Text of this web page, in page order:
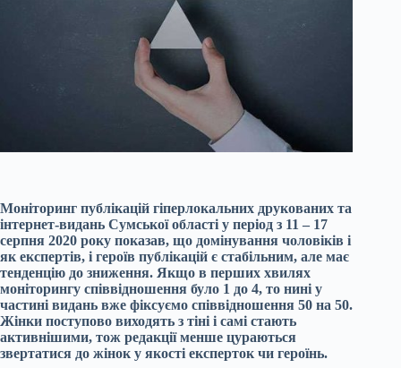
Моніторинг публікацій гіперлокальних друкованих та
інтернет-видань Сумської області у період з 11 – 17
серпня 2020 року показав, що домінування чоловіків і
як експертів, і героїв публікацій є стабільним, але має
тенденцію до зниження. Якщо в перших хвилях
моніторингу співвідношення було 1 до 4, то нині у
частині видань вже фіксуємо співвідношення 50 на 50.
Жінки поступово виходять з тіні і самі стають
активнішими, тож редакції менше цураються
звертатися до жінок у якості експерток чи героїнь.